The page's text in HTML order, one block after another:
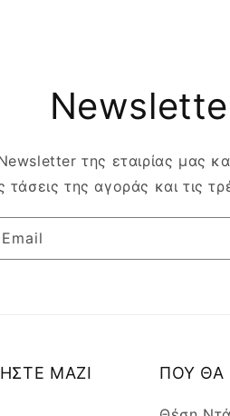
της εταιρίας μας
τάσεις της αγοράς και τις
Email
ΜΑΖΙ
ΠΟΥ ΘΑ